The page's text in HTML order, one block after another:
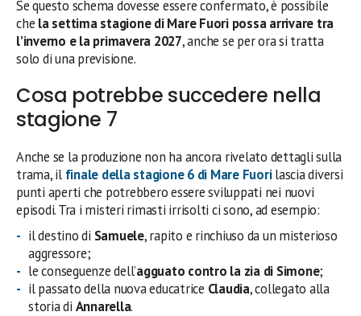
Se questo schema dovesse essere confermato, è possibile
che la settima stagione di Mare Fuori possa arrivare tra
l’inverno e la primavera 2027, anche se per ora si tratta
solo di una previsione.
Cosa potrebbe succedere nella
stagione 7
Anche se la produzione non ha ancora rivelato dettagli sulla
trama, il finale dellastagione 6 di Mare Fuorilascia diversi
punti aperti che potrebbero essere sviluppati nei nuovi
episodi. Tra i misteri rimasti irrisolti ci sono, ad esempio:
il destino di Samuele, rapito e rinchiuso da un misterioso
aggressore;
le conseguenze dell’agguato contro la zia di Simone;
il passato della nuova educatrice Claudia, collegato alla
storia di Annarella.